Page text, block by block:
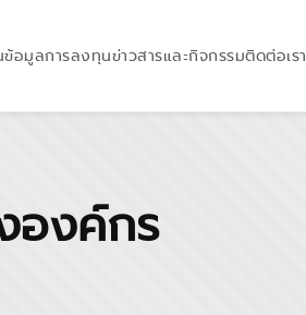
ข้อมูลการลงทุนข่าวสารและกิจกรรมติดต่อเรา
องค์กร